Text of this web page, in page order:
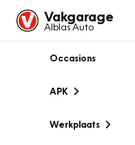
Vakgarage
Alblas Auto
Occasions
APK
Werkplaats